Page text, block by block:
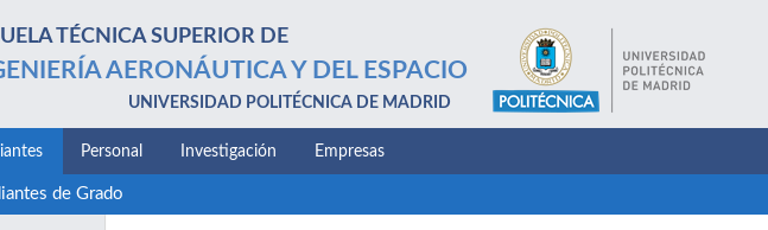
TÉCNICA SUPERIOR DE
AERONÁUTICA Y DEL ESPACIO
UNIVERSIDAD POLITÉCNICA DE MADRID
Personal Investigación Empresas
de Grado